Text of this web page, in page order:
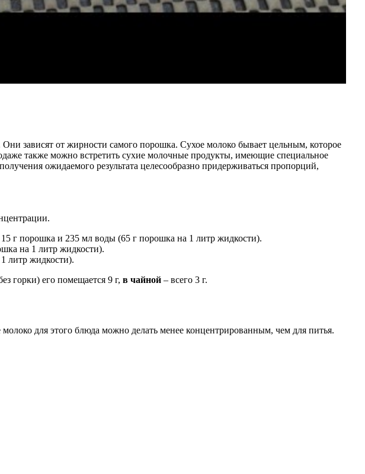
зависят от жирности самого порошка. Сухое молоко бывает цельным, которое
также можно встретить сухие молочные продукты, имеющие специальное
ожидаемого результата целесообразно придерживаться пропорций,
г порошка и 235 мл воды (65 г порошка на 1 литр жидкости).
на 1 литр жидкости).
литр жидкости).
горки) его помещается 9 г, в чайной – всего 3 г.
для этого блюда можно делать менее концентрированным, чем для питья.